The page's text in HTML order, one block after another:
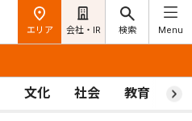
エリア 会社・IR 検索 Menu
文化 社会 教育 ス